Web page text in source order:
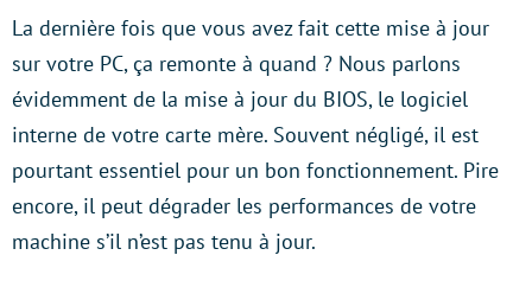
La dernière fois que vous avez fait cette mise à jour
sur votre PC, ça remonte à quand ? Nous parlons
évidemment de la mise à jour du BIOS, le logiciel
interne de votre carte mère. Souvent négligé, il est
pourtant essentiel pour un bon fonctionnement. Pire
encore, il peut dégrader les performances de votre
machine s’il n’est pas tenu à jour.